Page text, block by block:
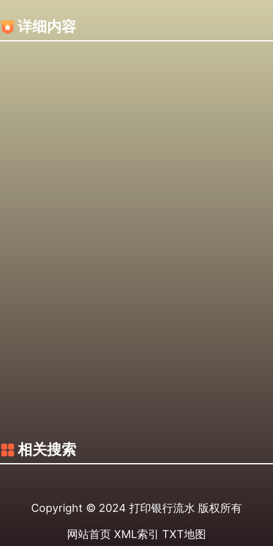
详细内容
相关搜索
Copyright © 2024 打印银行流水 版权所有
网站首页 XML索引 TXT地图